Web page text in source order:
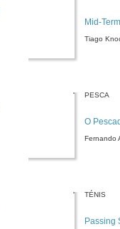
Mid-
Tiago
PESCA
O
Fernando
TÉNIS
Passing